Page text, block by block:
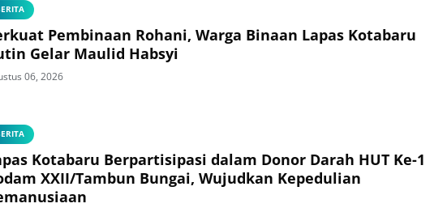
Pembinaan Rohani, Warga Binaan Lapas Kotabaru
Gelar Maulid Habsyi
06, 2026
Kotabaru Berpartisipasi dalam Donor Darah HUT Ke-1
XXII/Tambun Bungai, Wujudkan Kepedulian